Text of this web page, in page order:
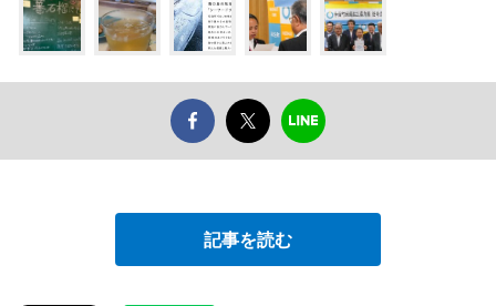
記事を読む